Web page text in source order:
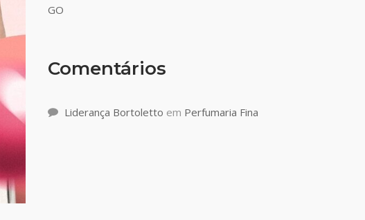
GO
Comentários
Liderança Bortoletto em Perfumaria Fina